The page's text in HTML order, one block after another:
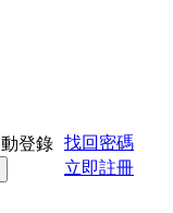
登錄 找回密碼
立即註冊